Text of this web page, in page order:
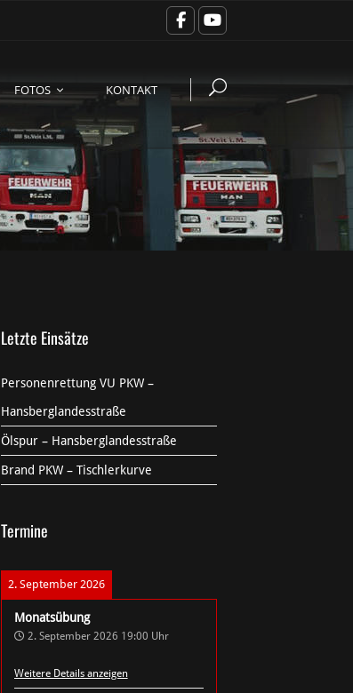
FOTOS KONTAKT
Letzte Einsätze
Personenrettung VU PKW –
Hansberglandesstraße
Ölspur – Hansberglandesstraße
Brand PKW – Tischlerkurve
Termine
2. September 2026
Monatsübung
2. September 2026 19:00 Uhr
Weitere Details anzeigen